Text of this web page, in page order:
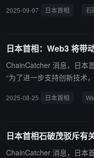
闻发布会。
2025-09-07 日本首相 石
日本首相：Web3 将带
ChainCatcher 消息，日本
“为了进一步支持创新技术
制造业、农业、水产业的应
eb3 和 AI 则是这波革命的
2025-08-25 日本首相
日本首相石破茂驳斥有
ChainCatcher 消息，日本